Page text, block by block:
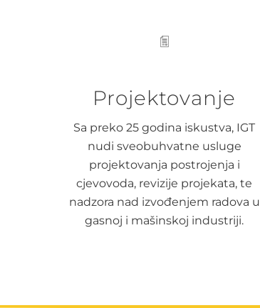
Projektovanje
Sa preko 25 godina iskustva, IGT
nudi sveobuhvatne usluge
projektovanja postrojenja i
cjevovoda, revizije projekata, te
nadzora nad izvođenjem radova u
gasnoj i mašinskoj industriji.